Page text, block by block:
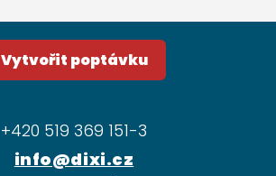
Vytvořit poptávku
+420 519 369 151-3
info@dixi.cz